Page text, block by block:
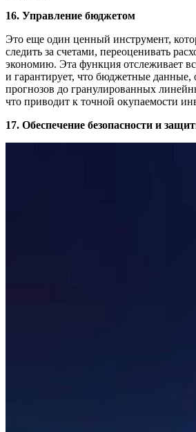
16. Управление бюджетом
Это еще один ценный инструмент,
следить за счетами, переоценивать
экономию. Эта функция отслеживает
и гарантирует, что бюджетные данные,
прогнозов до гранулированных
что приводит к точной окупаемости
17. Обеспечение безопасности и